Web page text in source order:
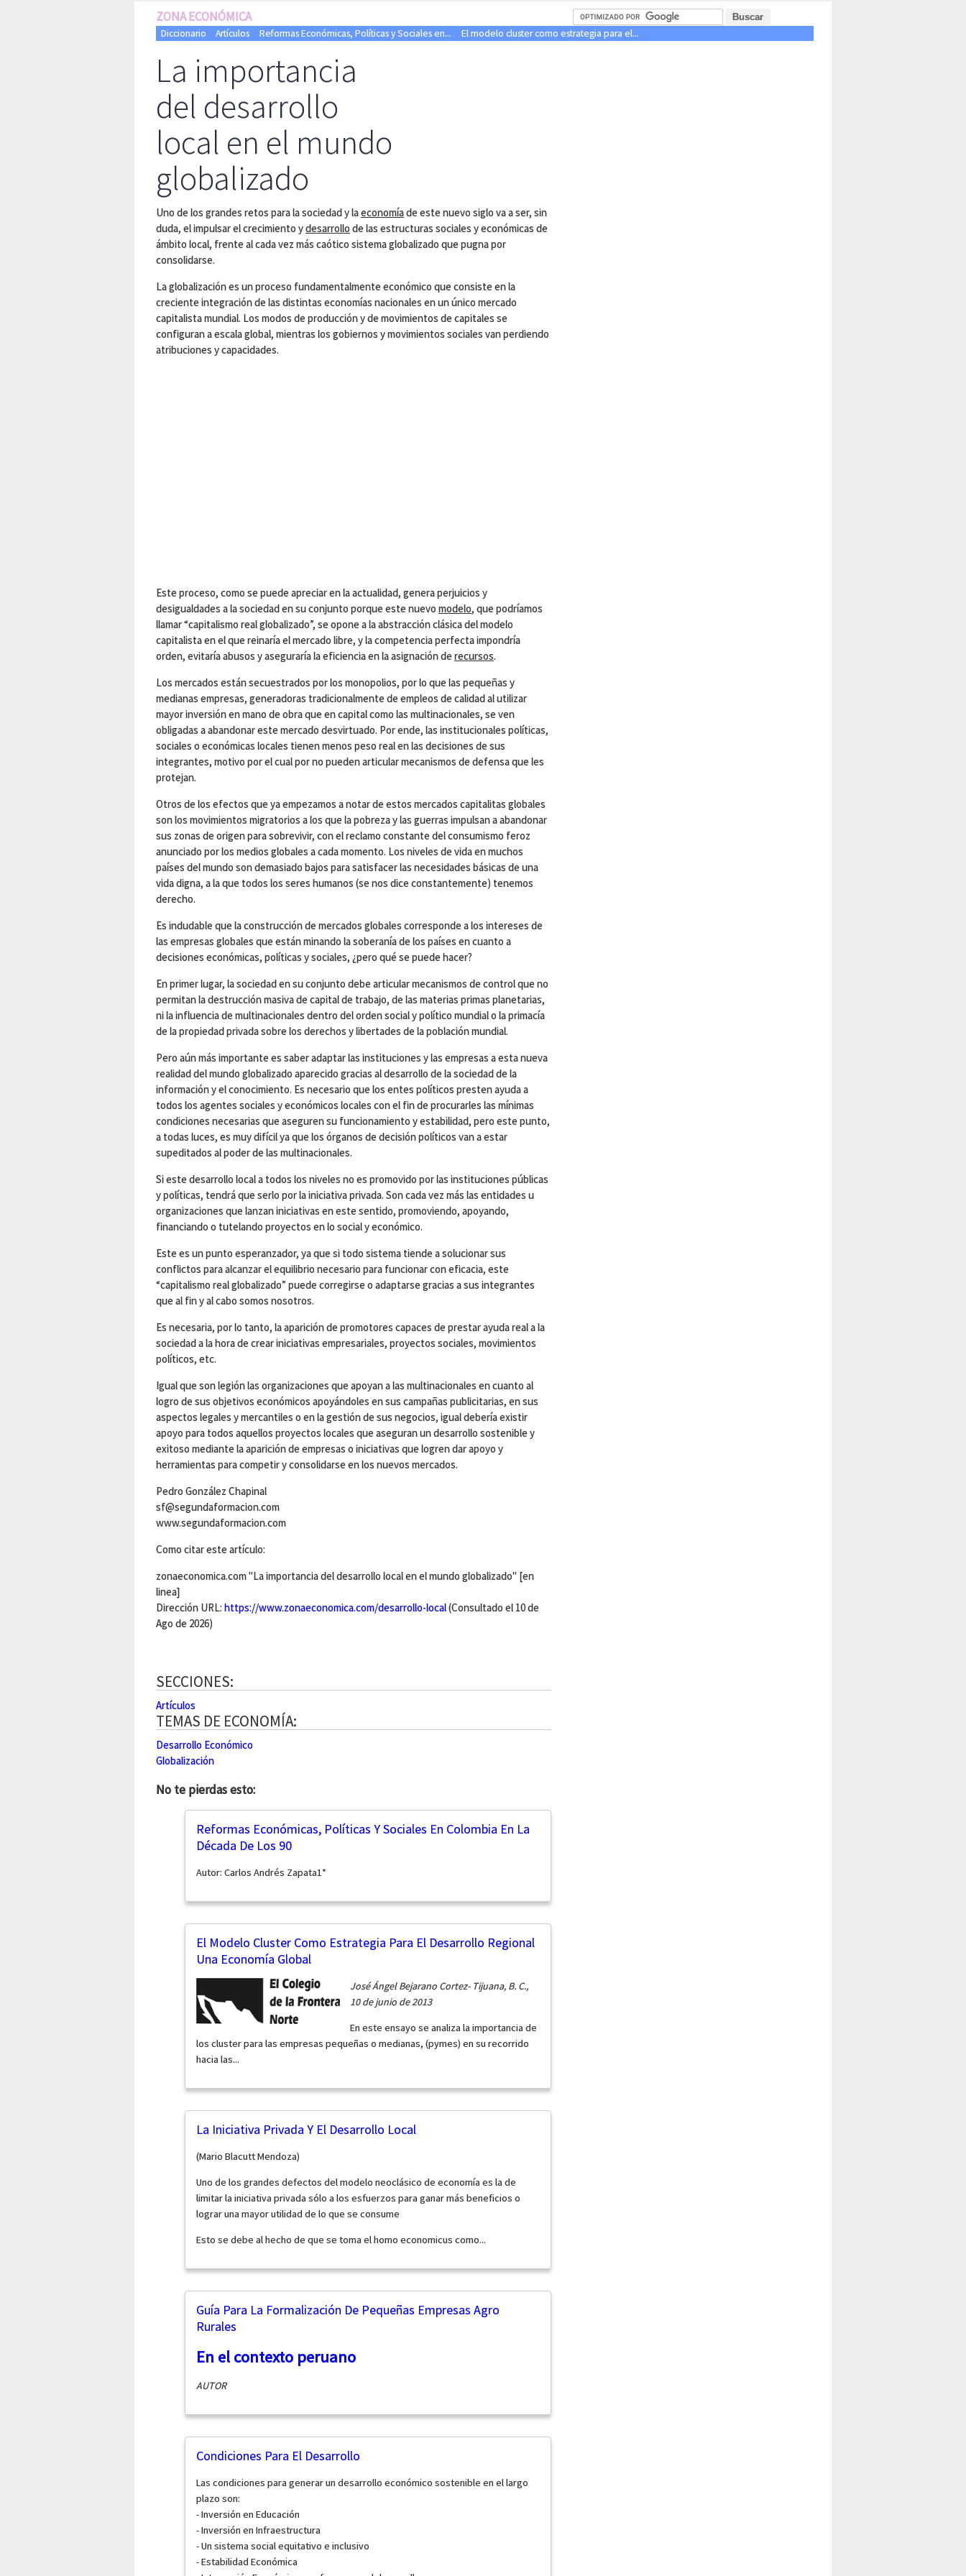
ZONA ECONÓMICA
Diccionario Artículos Reformas Económicas, Políticas y Sociales en... El modelo cluster como estrategia para el...
La importancia
del desarrollo
local en el mundo
globalizado
Uno de los grandes retos para la sociedad y laeconomíade este nuevo siglo va a ser, sin
duda, el impulsar el crecimiento ydesarrollo de las estructuras sociales y económicas de
ámbito local, frente al cada vez más caótico sistema globalizado que pugna por
consolidarse.
La globalización es un proceso fundamentalmente económico que consiste en la
creciente integración de las distintas economías nacionales en un único mercado
capitalista mundial. Los modos de producción y de movimientos de capitales se
configuran a escala global, mientras los gobiernos y movimientos sociales van perdiendo
atribuciones y capacidades.
Este proceso, como se puede apreciar en la actualidad, genera perjuicios y
desigualdades a la sociedad en su conjunto porque este nuevo modelo, que podríamos
llamar “capitalismo real globalizado”, se opone a la abstracción clásica del modelo
capitalista en el que reinaría el mercado libre, y la competencia perfecta impondría
orden, evitaría abusos y aseguraría la eficiencia en la asignación derecursos.
Los mercados están secuestrados por los monopolios, por lo que las pequeñas y
medianas empresas, generadoras tradicionalmente de empleos de calidad al utilizar
mayor inversión en mano de obra que en capital como las multinacionales, se ven
obligadas a abandonar este mercado desvirtuado. Por ende, las institucionales políticas,
sociales o económicas locales tienen menos peso real en las decisiones de sus
integrantes, motivo por el cual por no pueden articular mecanismos de defensa que les
protejan.
Otros de los efectos que ya empezamos a notar de estos mercados capitalitas globales
son los movimientos migratorios a los que la pobreza y las guerras impulsan a abandonar
sus zonas de origen para sobrevivir, con el reclamo constante del consumismo feroz
anunciado por los medios globales a cada momento. Los niveles de vida en muchos
países del mundo son demasiado bajos para satisfacer las necesidades básicas de una
vida digna, a la que todos los seres humanos (se nos dice constantemente) tenemos
derecho.
Es indudable que la construcción de mercados globales corresponde a los intereses de
las empresas globales que están minando la soberanía de los países en cuanto a
decisiones económicas, políticas y sociales, ¿pero qué se puede hacer?
En primer lugar, la sociedad en su conjunto debe articular mecanismos de control que no
permitan la destrucción masiva de capital de trabajo, de las materias primas planetarias,
ni la influencia de multinacionales dentro del orden social y político mundial o la primacía
de la propiedad privada sobre los derechos y libertades de la población mundial.
Pero aún más importante es saber adaptar las instituciones y las empresas a esta nueva
realidad del mundo globalizado aparecido gracias al desarrollo de la sociedad de la
información y el conocimiento. Es necesario que los entes políticos presten ayuda a
todos los agentes sociales y económicos locales con el fin de procurarles las mínimas
condiciones necesarias que aseguren su funcionamiento y estabilidad, pero este punto,
a todas luces, es muy difícil ya que los órganos de decisión políticos van a estar
supeditados al poder de las multinacionales.
Si este desarrollo local a todos los niveles no es promovido por las instituciones públicas
y políticas, tendrá que serlo por la iniciativa privada. Son cada vez más las entidades u
organizaciones que lanzan iniciativas en este sentido, promoviendo, apoyando,
financiando o tutelando proyectos en lo social y económico.
Este es un punto esperanzador, ya que si todo sistema tiende a solucionar sus
conflictos para alcanzar el equilibrio necesario para funcionar con eficacia, este
“capitalismo real globalizado” puede corregirse o adaptarse gracias a sus integrantes
que al fin y al cabo somos nosotros.
Es necesaria, por lo tanto, la aparición de promotores capaces de prestar ayuda real a la
sociedad a la hora de crear iniciativas empresariales, proyectos sociales, movimientos
políticos, etc.
Igual que son legión las organizaciones que apoyan a las multinacionales en cuanto al
logro de sus objetivos económicos apoyándoles en sus campañas publicitarias, en sus
aspectos legales y mercantiles o en la gestión de sus negocios, igual debería existir
apoyo para todos aquellos proyectos locales que aseguran un desarrollo sostenible y
exitoso mediante la aparición de empresas o iniciativas que logren dar apoyo y
herramientas para competir y consolidarse en los nuevos mercados.
Pedro González Chapinal
sf@segundaformacion.com
www.segundaformacion.com
Como citar este artículo:
zonaeconomica.com "La importancia del desarrollo local en el mundo globalizado" [en
linea]
Dirección URL: https://www.zonaeconomica.com/desarrollo-local(Consultado el 10 de
Ago de 2026)
SECCIONES:
Artículos
TEMAS DE ECONOMÍA:
Desarrollo Económico
Globalización
No te pierdas esto:
Reformas Económicas, Políticas Y Sociales En Colombia En La
Década De Los 90
Autor: Carlos Andrés Zapata1*
El Modelo Cluster Como Estrategia Para El Desarrollo Regional
Una Economía Global
José Ángel Bejarano Cortez- Tijuana, B. C.,
10 de junio de 2013
En este ensayo se analiza la importancia de
los cluster para las empresas pequeñas o medianas, (pymes) en su recorrido
hacia las...
La Iniciativa Privada Y El Desarrollo Local
(Mario Blacutt Mendoza)
Uno de los grandes defectos del modelo neoclásico de economía es la de
limitar la iniciativa privada sólo a los esfuerzos para ganar más beneficios o
lograr una mayor utilidad de lo que se consume
Esto se debe al hecho de que se toma el homo economicus como...
Guía Para La Formalización De Pequeñas Empresas Agro
Rurales
En el contexto peruano
AUTOR
Condiciones Para El Desarrollo
Las condiciones para generar un desarrollo económico sostenible en el largo
plazo son:
- Inversión en Educación
- Inversión en Infraestructura
- Un sistema social equitativo e inclusivo
- Estabilidad Económica